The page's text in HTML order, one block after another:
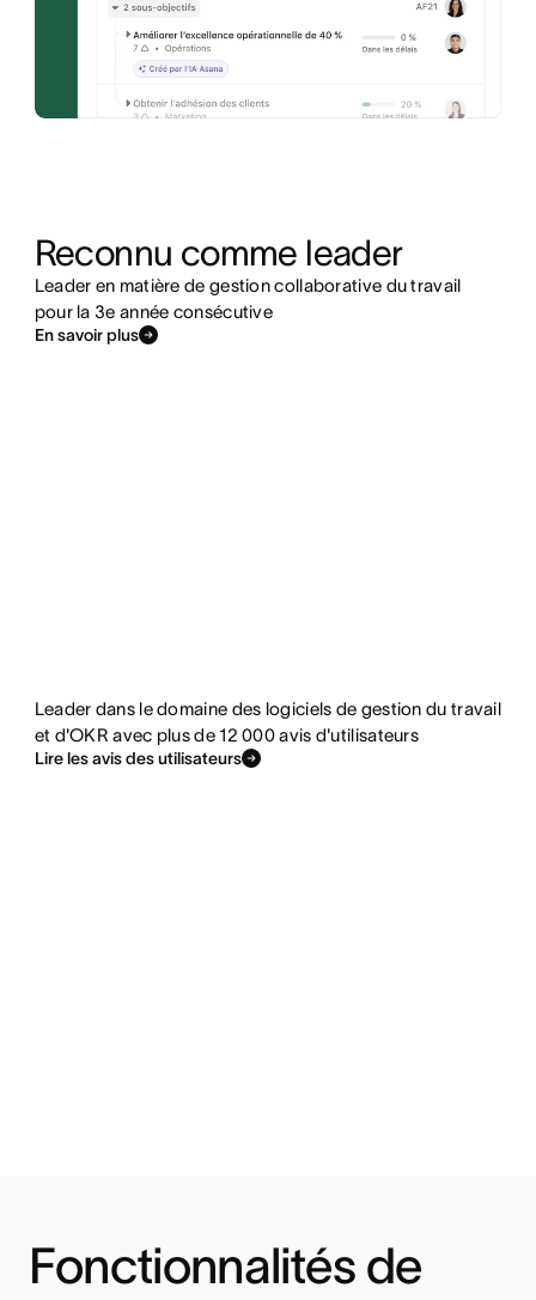
Reconnu comme leader
Leader en matière de gestion collaborative du travail
pour la 3e année consécutive
En savoir plus
Leader dans le domaine des logiciels de gestion du travail
et d'OKR avec plus de 12 000 avis d'utilisateurs
Lire les avis des utilisateurs
Fonctionnalités de